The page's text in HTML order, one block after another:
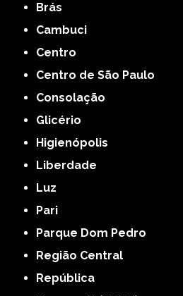
Brás
Cambuci
Centro
Centro de São Paulo
Consolação
Glicério
Higienópolis
Liberdade
Luz
Pari
Parque Dom Pedro
Região Central
República